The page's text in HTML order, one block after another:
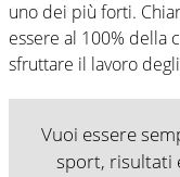
uno dei più forti.
essere al 100% della
sfruttare il lavoro
Vuoi essere
sport, risultati